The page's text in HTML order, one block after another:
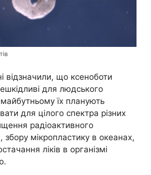
відзначили, що ксеноботи
для людського
їх планують
для цілого спектра різних
радіоактивного
збору мікропластику в океанах,
ліків в організмі